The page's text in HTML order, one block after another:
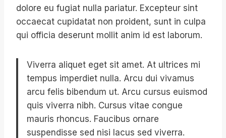
dolore eu fugiat nulla pariatur. Excepteur sint
occaecat cupidatat non proident, sunt in culpa
qui officia deserunt mollit anim id est laborum.
Viverra aliquet eget sit amet. At ultrices mi
tempus imperdiet nulla. Arcu dui vivamus
arcu felis bibendum ut. Arcu cursus euismod
quis viverra nibh. Cursus vitae congue
mauris rhoncus. Faucibus ornare
suspendisse sed nisi lacus sed viverra.